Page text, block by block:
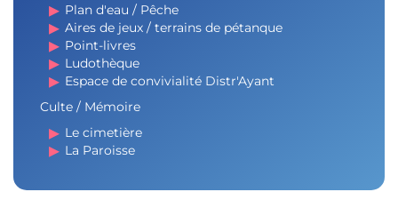
Plan d'eau / Pêche
Aires de jeux / terrains de pétanque
Point-livres
Ludothèque
Espace de convivialité Distr'Ayant
Culte / Mémoire
Le cimetière
La Paroisse